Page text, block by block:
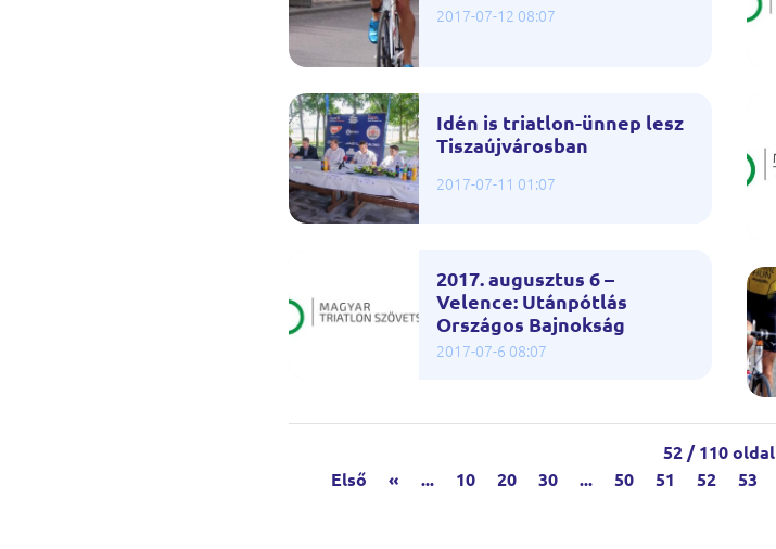
2017-07-12 08:07
Idén is triatlon-ünnep lesz
Tiszaújvárosban
2017-07-11 01:07
2017. augusztus 6 –
Velence: Utánpótlás
Országos Bajnokság
2017-07-6 08:07
52 / 110 oldal
Első
« ... 10 20 30 ... 50 51 52 53